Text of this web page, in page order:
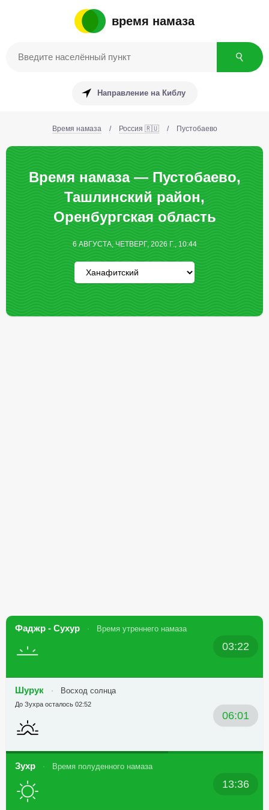
время намаза
Направление на Киблу
Время намаза / Россия 🇷🇺 / Пустобаево
Время намаза — Пустобаево,
Ташлинский район,
Оренбургская область
6 АВГУСТА, ЧЕТВЕРГ, 2026 Г., 10:44
Фаджр - Сухур Время утреннего намаза
03:22
Шурук Восход солнца
06:01
До Зухра осталось 02:52
Зухр Время полуденного намаза
13:36